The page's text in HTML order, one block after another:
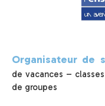
Organisateur de
de vacances –
de groupes